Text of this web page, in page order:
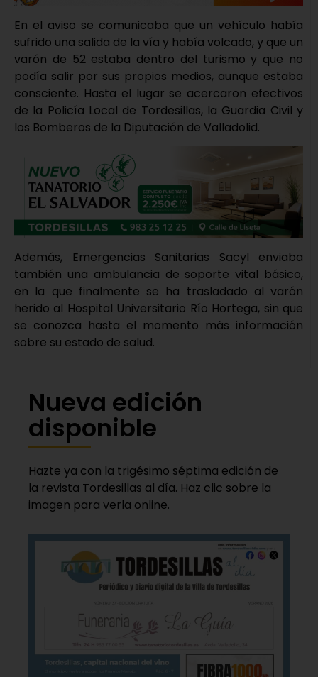
En el aviso se comunicaba que un vehículo había
sufrido una salida de la vía y había volcado, y que un
varón de 52 estaba dentro del turismo y que no
podía salir por sus propios medios, aunque estaba
consciente. Hasta el lugar se acercaron efectivos
de la Policía Local de Tordesillas, la Guardia Civil y
los Bomberos de la Diputación de Valladolid.
Además, Emergencias Sanitarias Sacyl enviaba
también una ambulancia de soporte vital básico,
en la que finalmente se ha trasladado al varón
herido al Hospital Universitario Río Hortega, sin que
se conozca hasta el momento más información
sobre su estado de salud.
Nueva edición
disponible
Hazte ya con la trigésimo séptima edición de
la revista Tordesillas al día. Haz clic sobre la
imagen para verla online.